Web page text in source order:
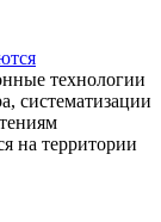
технологии
систематизации
на территории